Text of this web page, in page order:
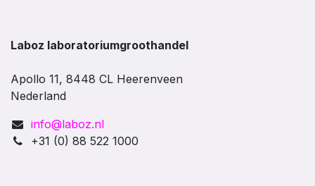
Laboz laboratoriumgroothandel
Apollo 11, 8448 CL Heerenveen
Nederland
info@laboz.nl
+31 (0) 88 522 1000